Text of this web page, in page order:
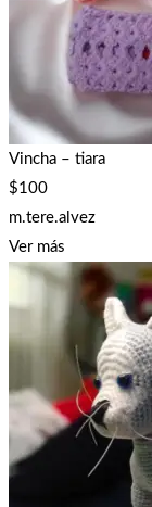
Vincha – tiara
$100
m.tere.alvez
Ver más